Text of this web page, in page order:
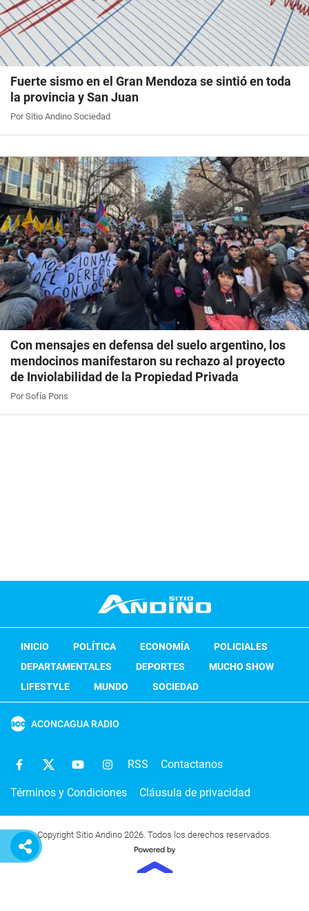
Fuerte sismo en el Gran Mendoza se sintió en toda
la provincia y San Juan
Por Sitio Andino Sociedad
Con mensajes en defensa del suelo argentino, los
mendocinos manifestaron su rechazo al proyecto
de Inviolabilidad de la Propiedad Privada
Por Sofía Pons
INICIO POLÍTICA ECONOMÍA
POLICIALES
DEPARTAMENTALES
DEPORTES
MUCHO SHOW
LIFESTYLE
MUNDO SOCIEDAD
ACONCAGUA RADIO
RSS Contactanos
Términos y Condiciones Cláusula de privacidad
Copyright Sitio Andino 2026. Todos los derechos reservados.